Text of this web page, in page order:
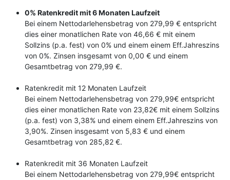
0% Ratenkredit mit 6 Monaten Laufzeit
Bei einem Nettodarlehensbetrag von 279,99 € entspricht
dies einer monatlichen Rate von 46,66 € mit einem
Sollzins (p.a. fest) von 0% und einem einem Eff.Jahreszins
von 0%. Zinsen insgesamt von 0,00 € und einem
Gesamtbetrag von 279,99 €.
Ratenkredit mit 12 Monaten Laufzeit
Bei einem Nettodarlehensbetrag von 279,99€ entspricht
dies einer monatlichen Rate von 23,82€ mit einem Sollzins
(p.a. fest) von 3,38% und einem einem Eff.Jahreszins von
3,90%. Zinsen insgesamt von 5,83 € und einem
Gesamtbetrag von 285,82 €.
Ratenkredit mit 36 Monaten Laufzeit
Bei einem Nettodarlehensbetrag von 279,99€ entspricht